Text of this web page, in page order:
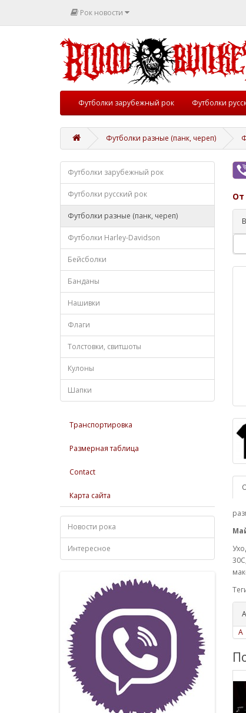
Рок новости
Футболки зарубежный рок Футболки
Футболки разные (панк, череп)
Футболки зарубежный рок
Футболки русский рок
Футболки разные (панк, череп)
Футболки Harley-Davidson
Бейсболки
Банданы
Нашивки
Флаги
Толстовки, свитшоты
Кулоны
Шапки
Транспортировка
Размерная таблица
Contact
Карта сайта
Новости рока
Интересное
От
A